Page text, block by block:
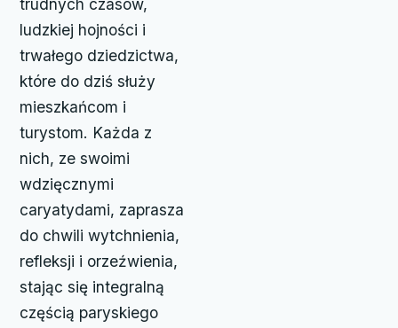
trudnych czasów,
ludzkiej hojności i
trwałego dziedzictwa,
które do dziś służy
mieszkańcom i
turystom. Każda z
nich, ze swoimi
wdzięcznymi
caryatydami, zaprasza
do chwili wytchnienia,
refleksji i orzeźwienia,
stając się integralną
częścią paryskiego